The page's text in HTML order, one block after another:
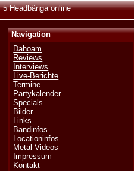
5 Headbänga online
Navigation
Dahoam
Reviews
Interviews
Live-Berichte
Termine
Partykalender
Specials
Bilder
Links
Bandinfos
Locationinfos
Metal-Videos
Impressum
Kontakt